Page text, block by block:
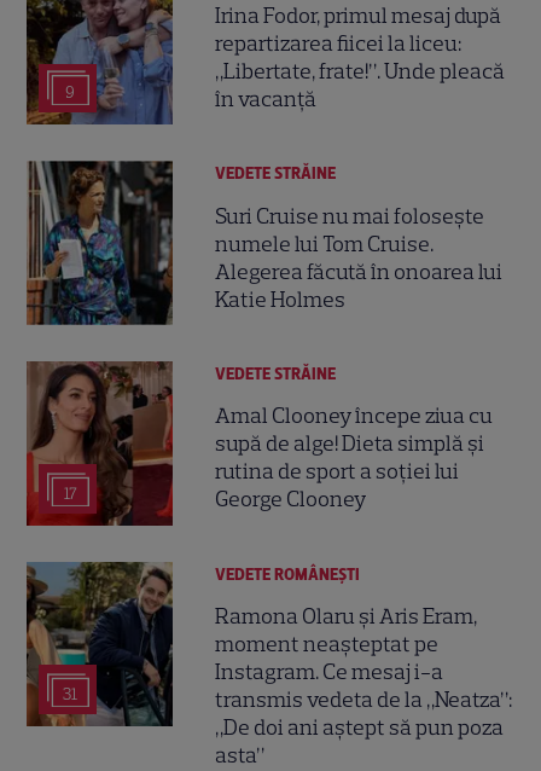
9
Irina Fodor, primul mesaj după
repartizarea fiicei la liceu:
„Libertate, frate!”. Unde pleacă
în vacanță
VEDETE STRĂINE
Suri Cruise nu mai folosește
numele lui Tom Cruise.
Alegerea făcută în onoarea lui
Katie Holmes
17
VEDETE STRĂINE
Amal Clooney începe ziua cu
supă de alge! Dieta simplă și
rutina de sport a soției lui
George Clooney
31
VEDETE ROMÂNEŞTI
Ramona Olaru și Aris Eram,
moment neașteptat pe
Instagram. Ce mesaj i-a
transmis vedeta de la „Neatza”:
„De doi ani aștept să pun poza
asta”